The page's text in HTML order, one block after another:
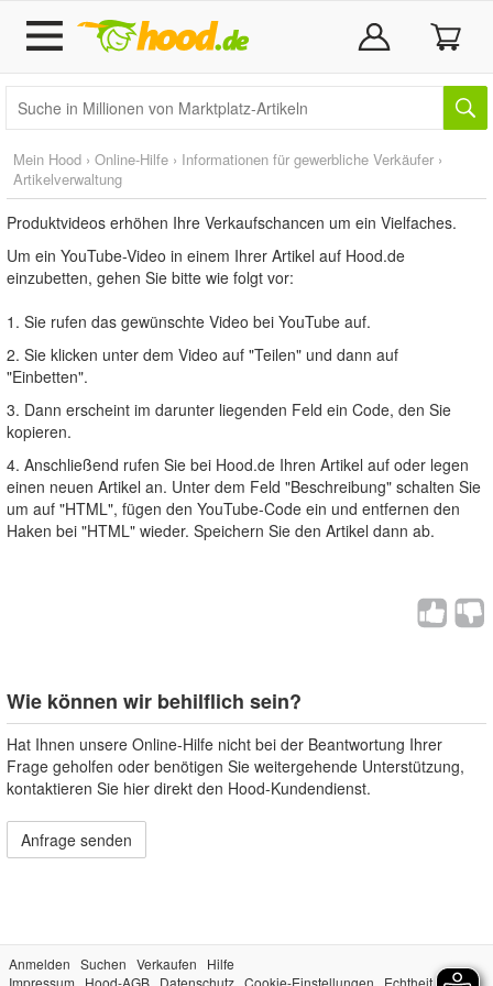
Mein Hood › Online-Hilfe › Informationen für gewerbliche Verkäufer ›
Artikelverwaltung
Produktvideos erhöhen Ihre Verkaufschancen um ein Vielfaches.
Um ein YouTube-Video in einem Ihrer Artikel auf Hood.de
einzubetten, gehen Sie bitte wie folgt vor:
1. Sie rufen das gewünschte Video bei YouTube auf.
2. Sie klicken unter dem Video auf "Teilen" und dann auf
"Einbetten".
3. Dann erscheint im darunter liegenden Feld ein Code, den Sie
kopieren.
4. Anschließend rufen Sie bei Hood.de Ihren Artikel auf oder legen
einen neuen Artikel an. Unter dem Feld "Beschreibung" schalten Sie
um auf "HTML", fügen den YouTube-Code ein und entfernen den
Haken bei "HTML" wieder. Speichern Sie den Artikel dann ab.
Wie können wir behilflich sein?
Hat Ihnen unsere Online-Hilfe nicht bei der Beantwortung Ihrer
Frage geholfen oder benötigen Sie weitergehende Unterstützung,
kontaktieren Sie hier direkt den Hood-Kundendienst.
Anfrage senden
Anmelden Suchen Verkaufen
Hilfe
Impressum
Hood-AGB Datenschutz Cookie-Einstellungen Echtheit der